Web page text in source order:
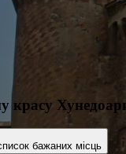
красу
бажаних місць